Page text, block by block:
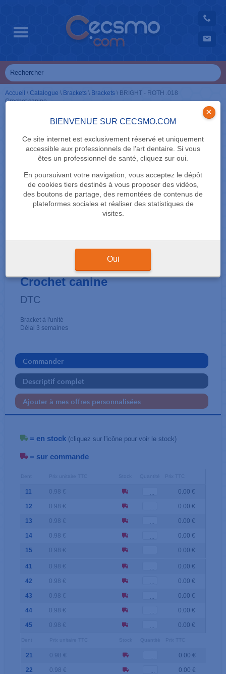
BIENVENUE SUR CECSMO.COM
Ce site internet est exclusivement réservé et uniquement
accessible aux professionnels de l'art dentaire. Si vous
êtes un professionnel de santé, cliquez sur oui.
En poursuivant votre navigation, vous acceptez le dépôt
de cookies tiers destinés à vous proposer des vidéos,
des boutons de partage, des remontées de contenus de
plateformes sociales et réaliser des statistiques de
visites.
×
Oui
Accueil \ Catalogue \ Brackets \ Brackets \ BRIGHT - ROTH .018
Crochet canine
BRIGHT - ROTH .018
Crochet canine
DTC
Bracket à l'unité
Délai 3 semaines
Commander
Descriptif complet
Ajouter à mes offres personnalisées
= en stock (cliquez sur l'icône pour voir le stock)
= sur commande
11 0.98 € 0.00 €
12 0.98 € 0.00 €
13 0.98 € 0.00 €
14 0.98 € 0.00 €
15 0.98 € 0.00 €
41 0.98 € 0.00 €
42 0.98 € 0.00 €
43 0.98 € 0.00 €
44 0.98 € 0.00 €
45 0.98 € 0.00 €
21 0.98 € 0.00 €
22 0.98 € 0.00 €